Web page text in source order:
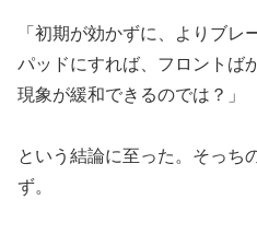
「初期が効かずに、よりブレ
パッドにすれば、フロントば
現象が緩和できるのでは？」
という結論に至った。そっち
ず。